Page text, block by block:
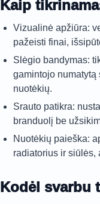
Kaip
Vizualinė apžiūra:
pažeisti finai,
Slėgio bandymas:
gamintojo numatytą
nuotėkių.
Srauto patikra:
branduolį be
Nuotėkių paieška:
radiatorius ir siūlės,
Kodėl svarbu